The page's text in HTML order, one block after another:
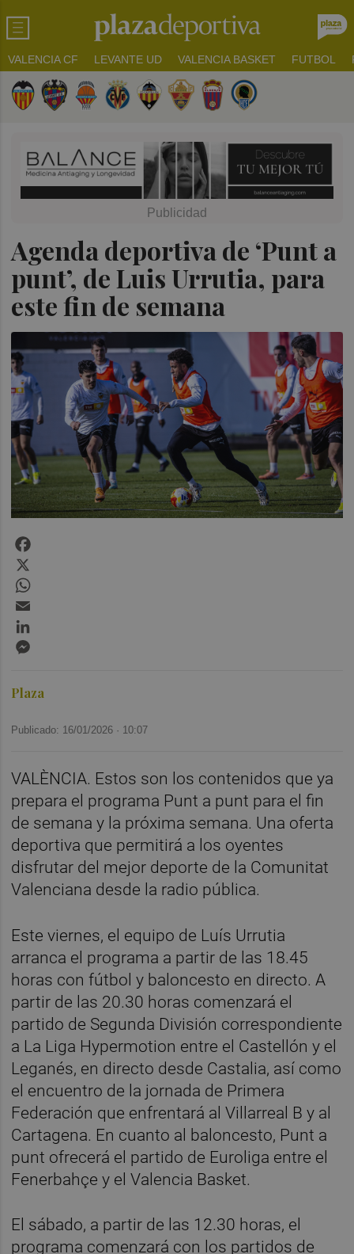
VALENCIA CF LEVANTE UD VALENCIA BASKET FUTBOL
Agenda deportiva de ‘Punt a
punt’, de Luis Urrutia, para
este fin de semana
Plaza
Publicado: 16/01/2026 · 10:07
VALÈNCIA. Estos son los contenidos que ya
prepara el programa Punt a punt para el fin
de semana y la próxima semana. Una oferta
deportiva que permitirá a los oyentes
disfrutar del mejor deporte de la Comunitat
Valenciana desde la radio pública.
Este viernes, el equipo de Luís Urrutia
arranca el programa a partir de las 18.45
horas con fútbol y baloncesto en directo. A
partir de las 20.30 horas comenzará el
partido de Segunda División correspondiente
a La Liga Hypermotion entre el Castellón y el
Leganés, en directo desde Castalia, así como
el encuentro de la jornada de Primera
Federación que enfrentará al Villarreal B y al
Cartagena. En cuanto al baloncesto, Punt a
punt ofrecerá el partido de Euroliga entre el
Fenerbahçe y el Valencia Basket.
El sábado, a partir de las 12.30 horas, el
programa comenzará con los partidos de